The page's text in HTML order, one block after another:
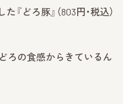
どろ豚』（803円・税込）
ろの食感からきているん